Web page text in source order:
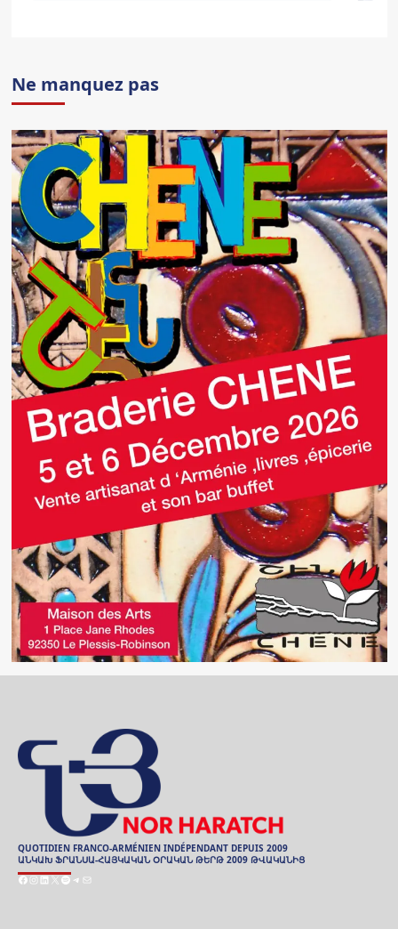
Ne manquez pas
QUOTIDIEN FRANCO-ARMÉNIEN INDÉPENDANT DEPUIS 2009
ԱՆԿԱԽ ՖՐԱՆՍԱ-ՀԱՅԿԱԿԱՆ ՕՐԱԿԱՆ ԹԵՐԹ 2009 ԹՎԱԿԱՆԻՑ
Facebook
Instagram
LinkedIn
X SpotifyTelegram
Mail